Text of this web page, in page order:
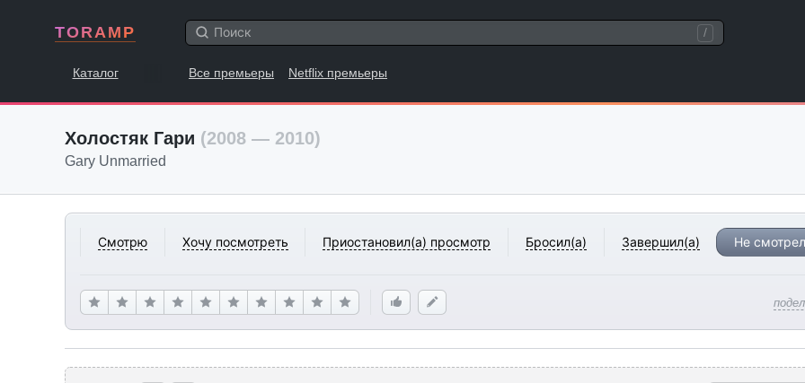
TORAMP /
Каталог Все премьеры Netflix премьеры
Холостяк Гари (2008 — 2010)
Gary Unmarried
Смотрю Хочу посмотреть Приостановил(а) просмотр Бросил(а) Завершил(а) Не